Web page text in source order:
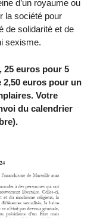
d’un royaume ou
la société pour
de solidarité et de
sexisme.
25 euros pour 5
euros pour un
Votre
du calendrier